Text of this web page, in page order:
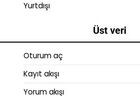
Yurtdışı
Üst veri
Oturum aç
Kayıt akışı
Yorum akışı